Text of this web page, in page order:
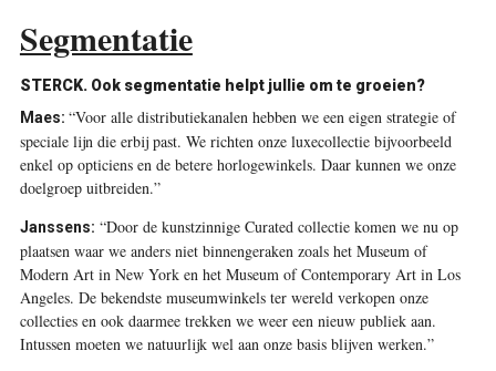
Segmentatie
STERCK. Ook segmentatie helpt jullie om te groeien?
Maes: “Voor alle distributiekanalen hebben we een eigen strategie of
speciale lijn die erbij past. We richten onze luxecollectie bijvoorbeeld
enkel op opticiens en de betere horlogewinkels. Daar kunnen we onze
doelgroep uitbreiden.”
Janssens: “Door de kunstzinnige Curated collectie komen we nu op
plaatsen waar we anders niet binnengeraken zoals het Museum of
Modern Art in New York en het Museum of Contemporary Art in Los
Angeles. De bekendste museumwinkels ter wereld verkopen onze
collecties en ook daarmee trekken we weer een nieuw publiek aan.
Intussen moeten we natuurlijk wel aan onze basis blijven werken.”